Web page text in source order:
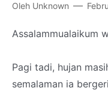
Oleh Unknown
Assalammualaikum
Pagi tadi, hujan
semalaman ia